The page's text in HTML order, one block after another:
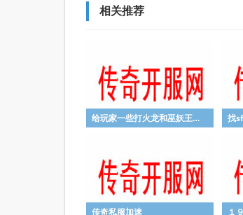
相关推荐
给玩家一些打火龙和巫妖王的建议
传奇私服加速